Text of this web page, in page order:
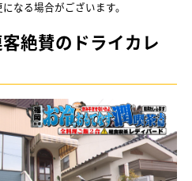
なる場合がございます。
絶賛のドライカレ